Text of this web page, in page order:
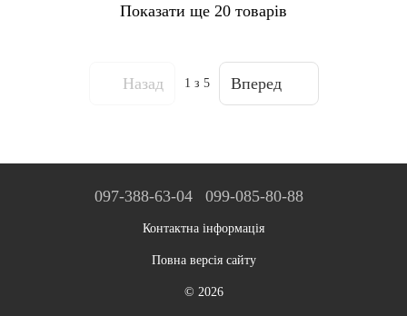
Показати ще 20 товарів
Назад 1 з 5 Вперед
097-388-63-04 099-085-80-88
Контактна інформація
Повна версія сайту
© 2026